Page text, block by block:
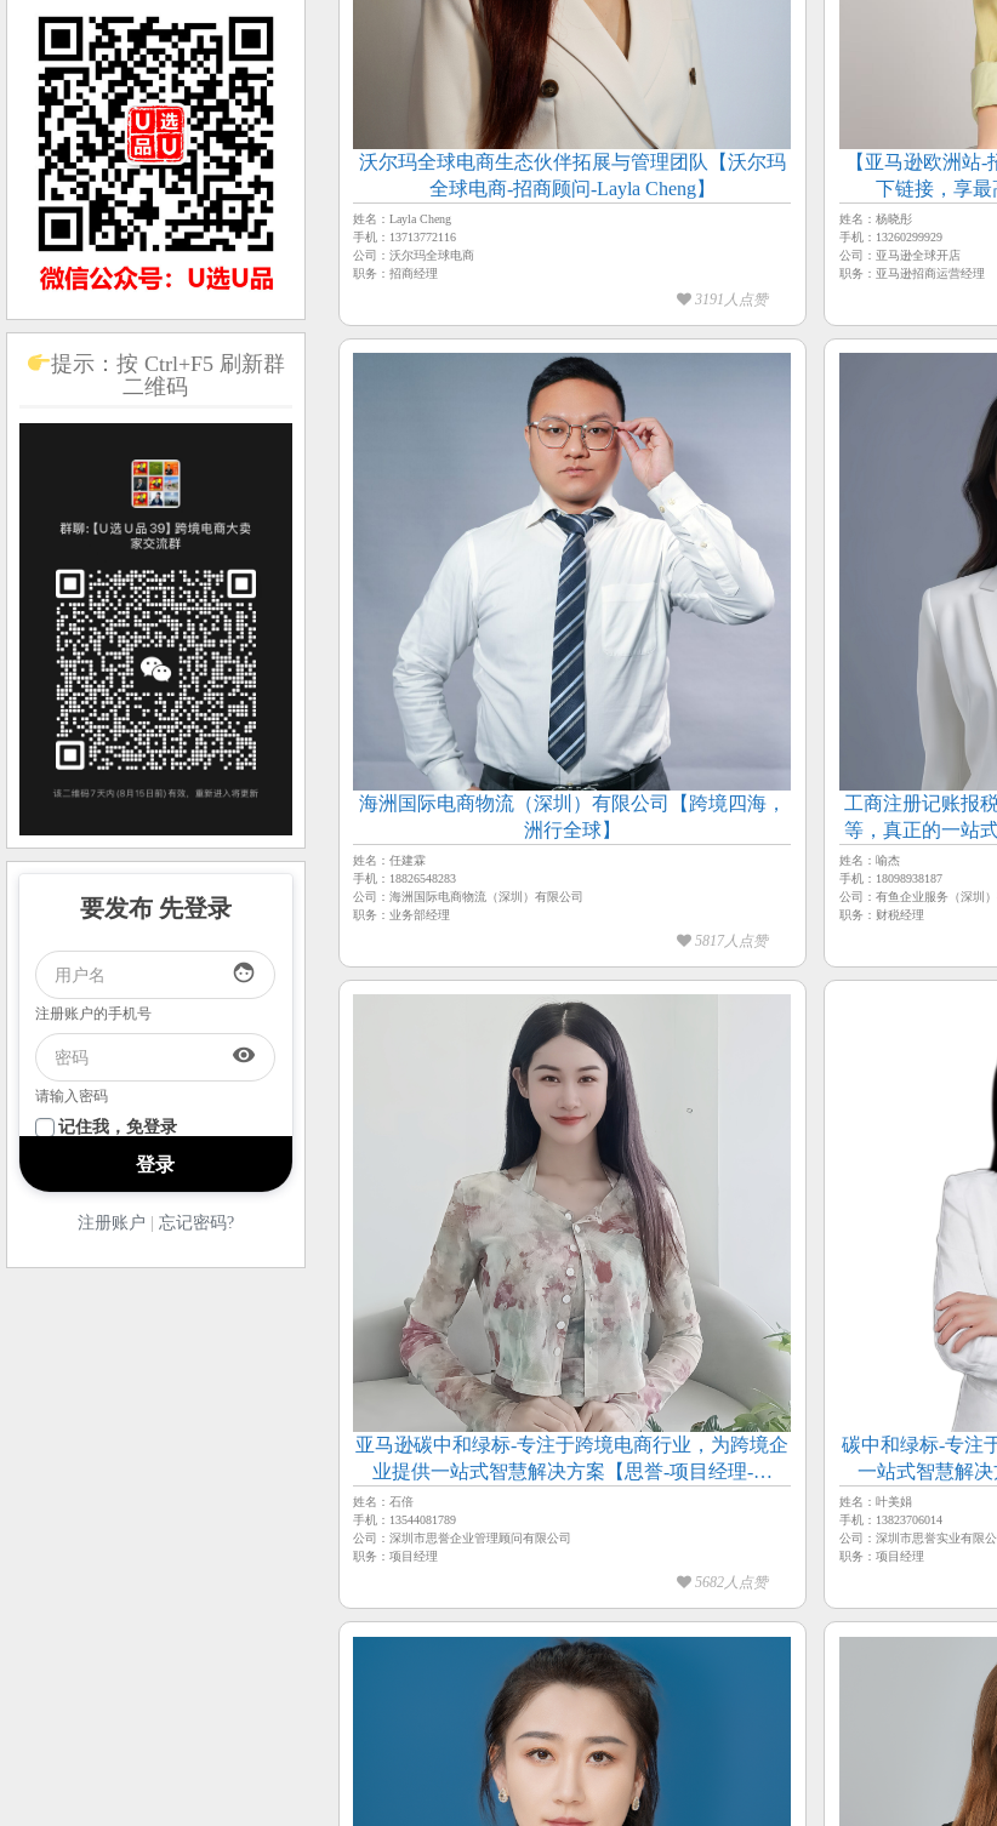
沃尔玛全球电商生态伙伴拓展与管理团队【沃尔玛
全球电商-招商顾问-Layla Cheng】
姓名：Layla Cheng
手机：13713772116
公司：沃尔玛全球电商
职务：招商经理
3191人点赞
【亚马逊欧洲站
下链接，享
姓名：杨晓彤
手机：13260299929
公司：亚马逊全球开店
职务：亚马逊招商运营经理
海洲国际电商物流（深圳）有限公司【跨境四海，
洲行全球】
姓名：任建霖
手机：18826548283
公司：海洲国际电商物流（深圳）有限公司
职务：业务部经理
5817人点赞
工商注册记账报
等，真正的一站
姓名：喻杰
手机：18098938187
公司：有鱼企业服务（深圳
职务：财税经理
亚马逊碳中和绿标-专注于跨境电商行业，为跨境企
业提供一站式智慧解决方案【思誉-项目经理-石
姓名：石倍
手机：13544081789
公司：深圳市思誉企业管理顾问有限公司
职务：项目经理
5682人点赞
碳中和绿标-专注
一站式智慧解决
姓名：叶美娟
手机：13823706014
公司：深圳市思誉实业有限公
职务：项目经理
提示：按 Ctrl+F5 刷新群
二维码
要发布 先登录
face
注册账户的手机号
visibility
请输入密码
记住我，免登录
注册账户 忘记密码?